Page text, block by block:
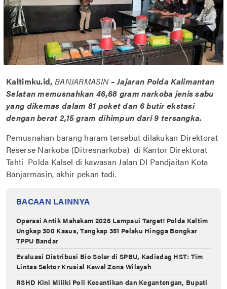
Kaltimku.id, BANJARMASIN– Jajaran Polda Kalimantan
Selatan memusnahkan 46,68 gram narkoba jenis sabu
yang dikemas dalam 81 poket dan 6 butir ekstasi
dengan berat 2,15 gram dihimpun dari 9 tersangka.
Pemusnahan barang haram tersebut dilakukan Direktorat
Reserse Narkoba (Ditresnarkoba) di Kantor Direktorat
Tahti Polda Kalsel di kawasan Jalan DI Pandjaitan Kota
Banjarmasin, akhir pekan tadi.
BACAAN LAINNYA
Operasi Antik Mahakam 2026 Lampaui Target! Polda Kaltim
Ungkap 300 Kasus, Tangkap 351 Pelaku Hingga Bongkar
TPPU Bandar
Evaluasi Distribusi Bio Solar di ‎SPBU, Kadisdag HST: Tim
Lintas ‎Sektor Krusial Kawal Zona Wilayah ‎
RSHD Kini Miliki Poli Kecantikan dan Kegantengan, Bupati